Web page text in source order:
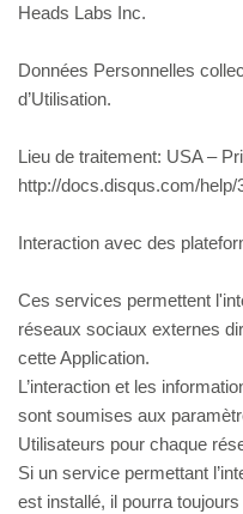
Heads Labs Inc.
Données Personnelles
d’Utilisation.
Lieu de traitement: USA –
http://docs.disqus.com/help/
Interaction avec des
Ces services permettent
réseaux sociaux externes
cette Application.
L’interaction et les
sont soumises aux
Utilisateurs pour chaque
Si un service permettant
est installé, il pourra